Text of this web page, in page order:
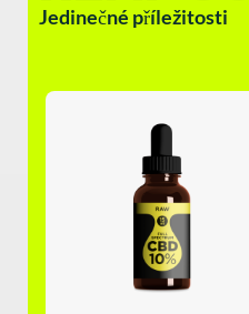
Jedinečné příležitosti